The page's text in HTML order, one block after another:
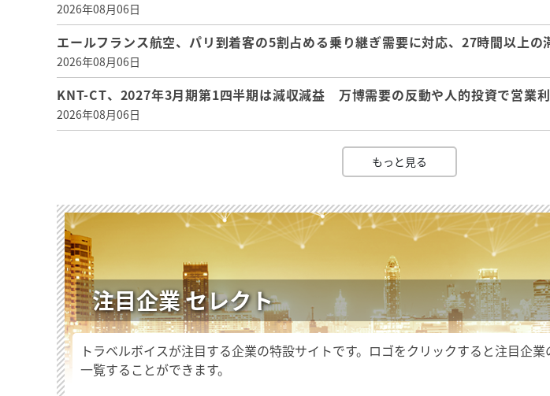
2026年08月06日
エールフランス航空、パリ到着客の5割占める乗り継ぎ需要に対応、27時間以上の
2026年08月06日
KNT-CT、2027年3月期第1四半期は減収減益 万博需要の反動や人的投資で営業
2026年08月06日
もっと見る
注目企業 セレクト
トラベルボイスが注目する企業の特設サイトです。ロゴをクリックすると注目企
一覧することができます。